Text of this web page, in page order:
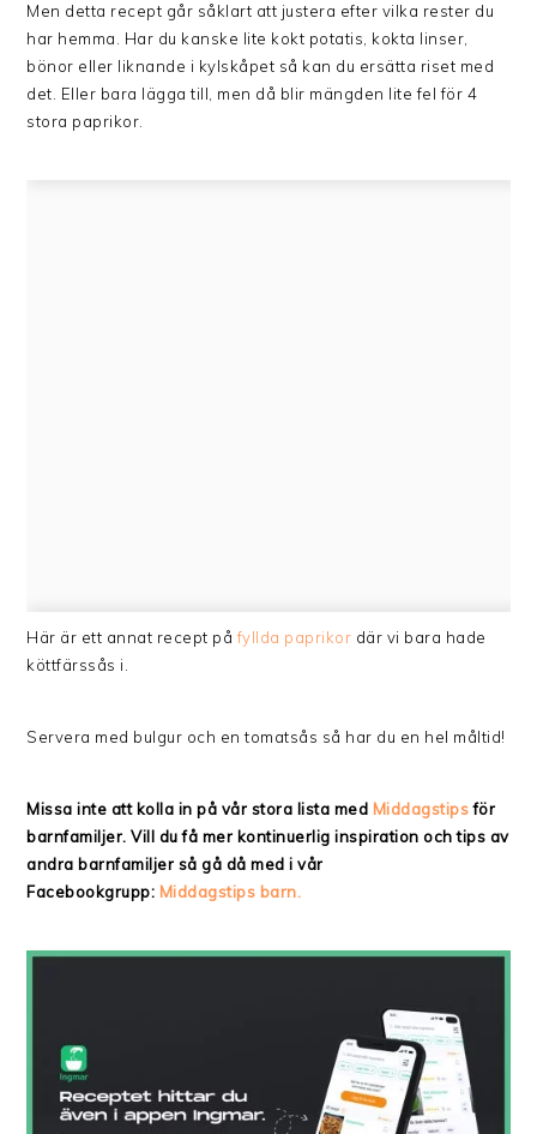
Men detta recept går såklart att justera efter vilka rester du
har hemma. Har du kanske lite kokt potatis, kokta linser,
bönor eller liknande i kylskåpet så kan du ersätta riset med
det. Eller bara lägga till, men då blir mängden lite fel för 4
stora paprikor.
Här är ett annat recept påfyllda paprikor där vi bara hade
köttfärssås i.
Servera med bulgur och en tomatsås så har du en hel måltid!
Missa inte att kolla in på vår stora lista med Middagstipsför
barnfamiljer. Vill du få mer kontinuerlig inspiration och tips av
andra barnfamiljer så gå då med i vår
Facebookgrupp: Middagstips barn.